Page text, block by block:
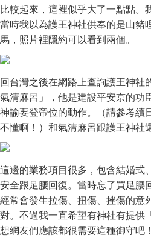
比較起來，這裡似乎大了一點點。
當時我以為護王神社供奉的是山豬
馬，照片裡隱約可以看到兩個。
回台灣之後在網路上查詢護王神社
氣清麻呂」，他是建設平安京的功
神諭要登帝位的動作。（請參考續
不懂啊！）和氣清麻呂跟護王神社
這邊的業務項目很多，包含結婚式
安全跟足腰回復。當時忘了買足腰
經常會發生拉傷、扭傷、挫傷的意
對。不過我一直希望有神社有提供
想網友們應該都很需要這種御守吧